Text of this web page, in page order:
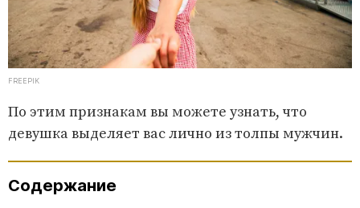
FREEPIK
По этим признакам вы можете узнать, что
девушка выделяет вас лично из толпы мужчин.
Содержание